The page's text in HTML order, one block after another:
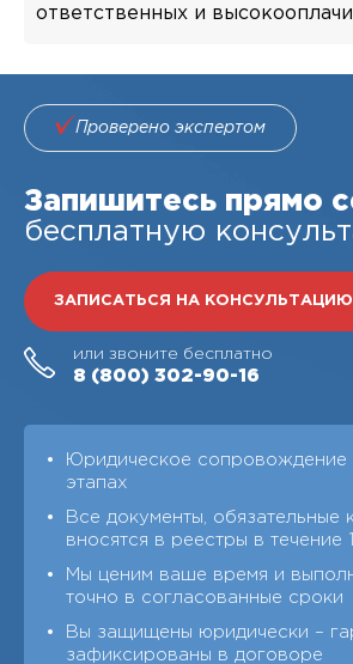
ответственных и
Проверено экспертом
Запишитесь прямо
бесплатную
ЗАПИСАТЬСЯ НА КОНСУЛЬТАЦИЮ
или звоните бесплатно
8 (800) 302-90-16
Юридическое сопровождение
этапах
Все документы, обязательные
вносятся в реестры в течение
Мы ценим ваше время и
точно в согласованные сроки
Вы защищены юридически –
зафиксированы в договоре